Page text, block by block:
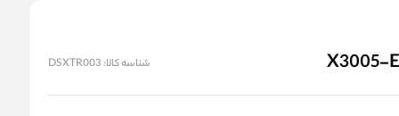
شناسه کالا: DSXTR003